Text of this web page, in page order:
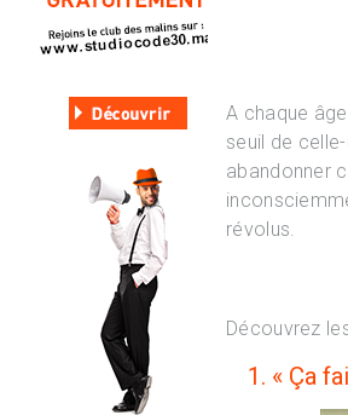
A chaque
seuil de
abandonner
révolus.
Découvrez
1. « Ça